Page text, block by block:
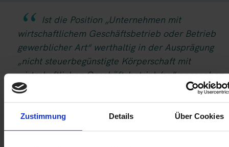
Zustimmung Details Über Cookies
Ist die Position „Unternehmen mit
wirtschaftlichem Geschäftsbetrieb oder Betrieb
gewerblicher Art“ werthaltig in der Ausprägung
„nicht steuerbegünstigte Körperschaft mit
wirtschaftlichen Geschäftsbetrieb/en“ angegeben,
so muss „Übermittlungsvariante bei Unternehmen
mit wirtschaftlichem Geschäftsbetrieb oder
gewerblicher Art“ ebenfalls werthaltig berichtet
werden, und zwar in einer der folgenden